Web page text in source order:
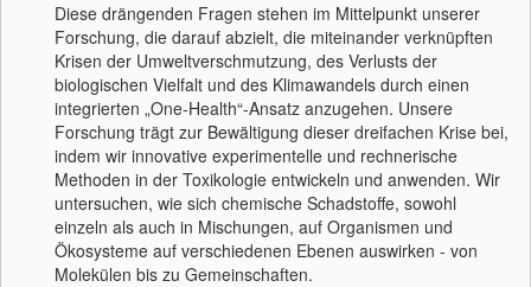
Diese drängenden Fragen stehen im Mittelpunkt unserer
Forschung, die darauf abzielt, die miteinander verknüpften
Krisen der Umweltverschmutzung, des Verlusts der
biologischen Vielfalt und des Klimawandels durch einen
integrierten „One-Health“-Ansatz anzugehen. Unsere
Forschung trägt zur Bewältigung dieser dreifachen Krise bei,
indem wir innovative experimentelle und rechnerische
Methoden in der Toxikologie entwickeln und anwenden. Wir
untersuchen, wie sich chemische Schadstoffe, sowohl
einzeln als auch in Mischungen, auf Organismen und
Ökosysteme auf verschiedenen Ebenen auswirken - von
Molekülen bis zu Gemeinschaften.